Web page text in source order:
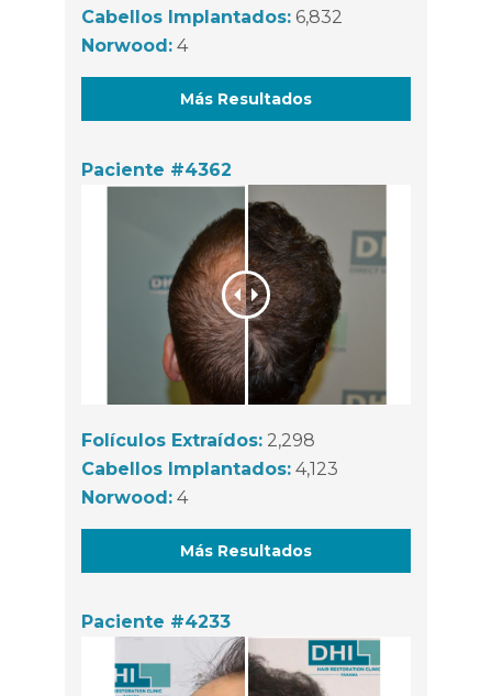
Cabellos Implantados: 6,832
Norwood: 4
Más Resultados
Paciente #4362
Folículos Extraídos: 2,298
Cabellos Implantados: 4,123
Norwood: 4
Más Resultados
Paciente #4233